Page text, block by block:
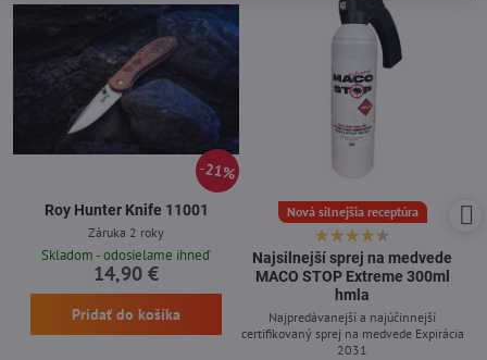
21%
Roy Hunter Knife 11001
Záruka 2 roky
Skladom - odosielame ihneď
14,90 €
Pridať do košíka
Nová silnejšia receptúra
Najsilnejší sprej na medvede
MACO STOP Extreme 300ml
hmla
Najpredávanejší a najúčinnejší
certifikovaný sprej na medvede Expirácia
2031